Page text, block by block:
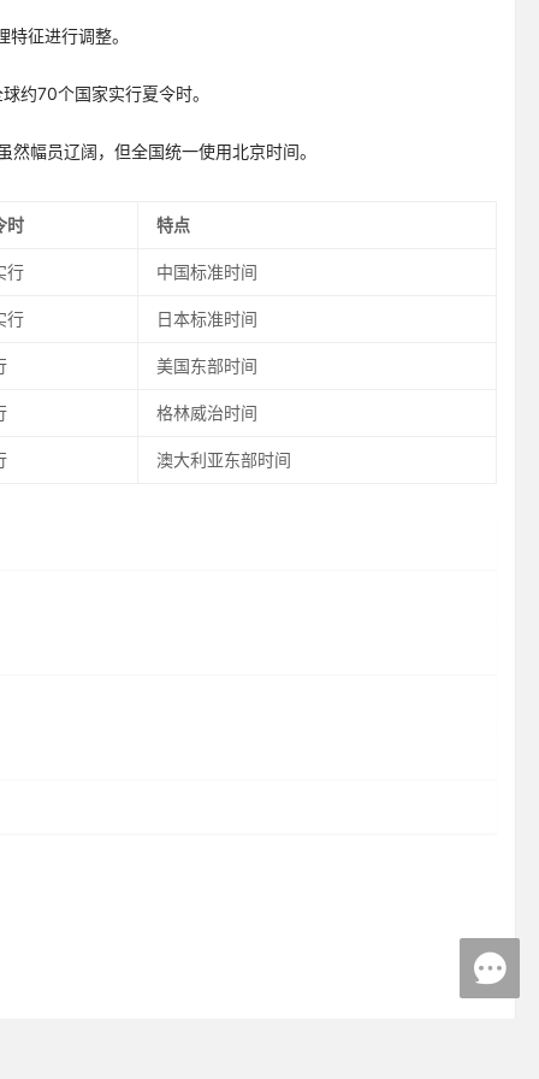
征进行调整。
约70个国家实行夏令时。
幅员辽阔，但全国统一使用北京时间。
时 特点
行 中国标准时间
行 日本标准时间
美国东部时间
格林威治时间
澳大利亚东部时间